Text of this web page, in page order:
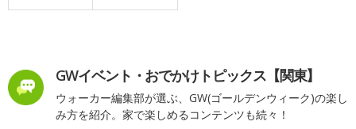
GWイベント・おでかけトピックス【関東】
ウォーカー編集部が選ぶ、GW(ゴールデンウィーク)の楽し
み方を紹介。家で楽しめるコンテンツも続々！